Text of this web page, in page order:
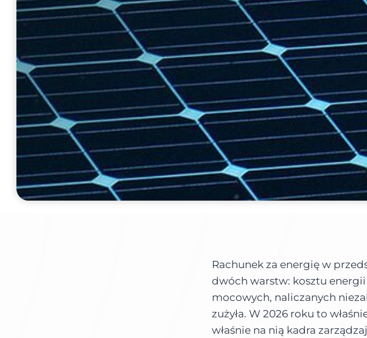
Rachunek za energię w
dwóch warstw: kosztu
mocowych, naliczanych
zużyła. W 2026 roku to
właśnie na nią kadra